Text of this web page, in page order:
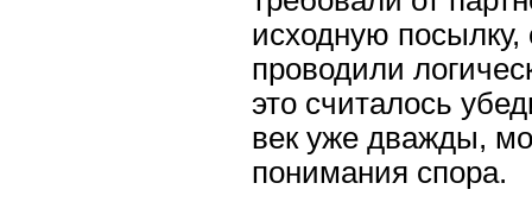
исходную посылку,
проводили
это считалось
век уже дважды,
понимания спора.